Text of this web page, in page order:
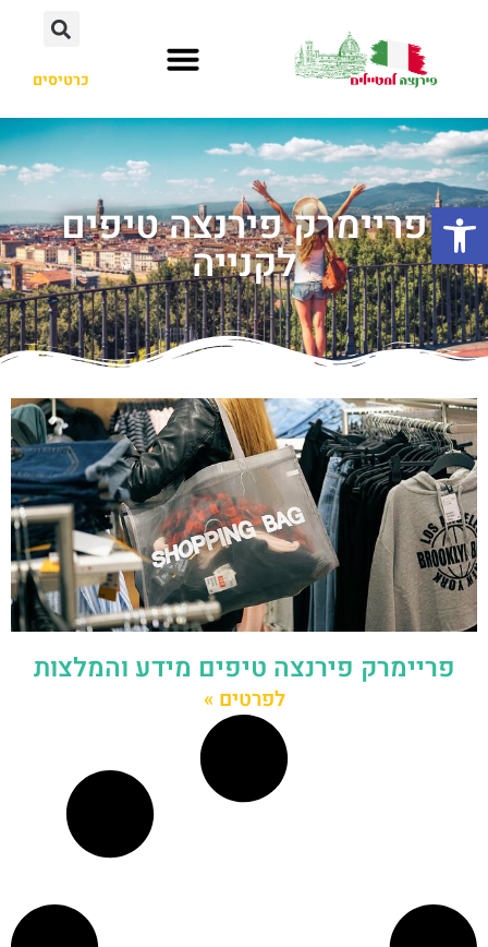
כרטיסים
פריימרק פירנצה טיפים
לקנייה
פריימרק פירנצה טיפים מידע והמלצות
לפרטים »
פתח סרגל נגישות